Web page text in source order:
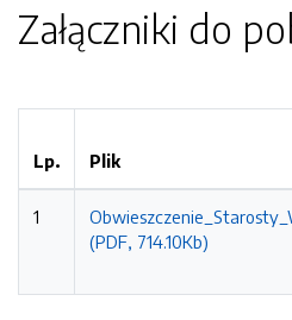
Załączniki do
Lp. Plik
1
(PDF, 714.10Kb)